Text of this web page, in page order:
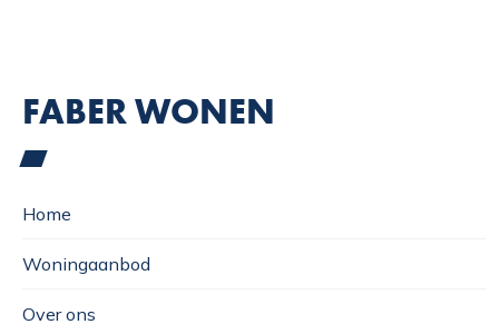
FABER WONEN
Home
Woningaanbod
Over ons